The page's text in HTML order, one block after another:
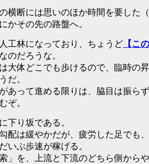
横断には思いのほか時間を要した
かその先の路盤へ。
工林になっており、ちょうど 【こ
のだろうな。
大体どこでも歩けるので、臨時の
だ。
あって進める限りは、脇目は振ら
ぞ。
下り坂である。
配は緩やかだが、疲労した足でも
いぶ歩速が稼げる。
」を、上流と下流のどちら側から